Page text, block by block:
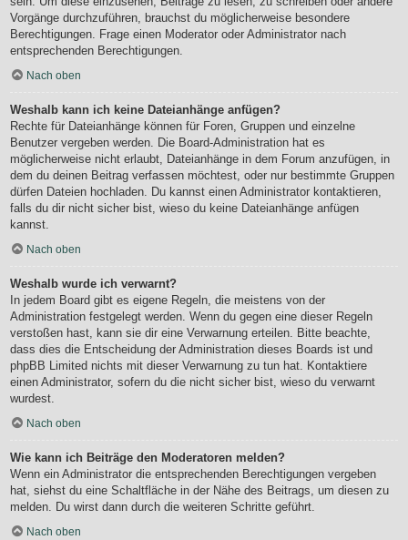
Vorgänge durchzuführen, brauchst du möglicherweise besondere
Berechtigungen. Frage einen Moderator oder Administrator nach
entsprechenden Berechtigungen.
Nach oben
Weshalb kann ich keine Dateianhänge anfügen?
Rechte für Dateianhänge können für Foren, Gruppen und einzelne
Benutzer vergeben werden. Die Board-Administration hat es
möglicherweise nicht erlaubt, Dateianhänge in dem Forum anzufügen, in
dem du deinen Beitrag verfassen möchtest, oder nur bestimmte Gruppen
dürfen Dateien hochladen. Du kannst einen Administrator kontaktieren,
falls du dir nicht sicher bist, wieso du keine Dateianhänge anfügen
kannst.
Nach oben
Weshalb wurde ich verwarnt?
In jedem Board gibt es eigene Regeln, die meistens von der
Administration festgelegt werden. Wenn du gegen eine dieser Regeln
verstoßen hast, kann sie dir eine Verwarnung erteilen. Bitte beachte,
dass dies die Entscheidung der Administration dieses Boards ist und
phpBB Limited nichts mit dieser Verwarnung zu tun hat. Kontaktiere
einen Administrator, sofern du die nicht sicher bist, wieso du verwarnt
wurdest.
Nach oben
Wie kann ich Beiträge den Moderatoren melden?
Wenn ein Administrator die entsprechenden Berechtigungen vergeben
hat, siehst du eine Schaltfläche in der Nähe des Beitrags, um diesen zu
melden. Du wirst dann durch die weiteren Schritte geführt.
Nach oben